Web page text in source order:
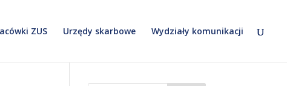
ZUS Urzędy skarbowe Wydziały komunikacji